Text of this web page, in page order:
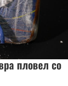
пловел со